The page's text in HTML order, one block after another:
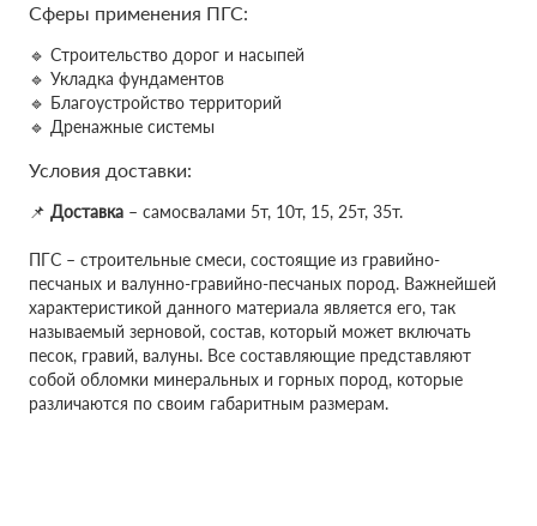
Сферы применения ПГС:
🔹 Строительство дорог и насыпей
🔹 Укладка фундаментов
🔹 Благоустройство территорий
🔹 Дренажные системы
Условия доставки:
📌 Доставка – самосвалами 5т, 10т, 15, 25т, 35т.
ПГС – строительные смеси, состоящие из гравийно-
песчаных и валунно-гравийно-песчаных пород. Важнейшей
характеристикой данного материала является его, так
называемый зерновой, состав, который может включать
песок, гравий, валуны. Все составляющие представляют
собой обломки минеральных и горных пород, которые
различаются по своим габаритным размерам.